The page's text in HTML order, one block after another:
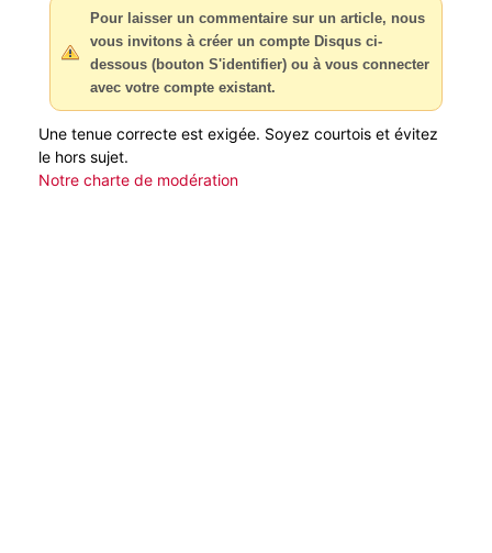
Pour laisser un commentaire sur un article, nous
vous invitons à créer un compte Disqus ci-
dessous (bouton S'identifier) ou à vous connecter
avec votre compte existant.
Une tenue correcte est exigée. Soyez courtois et évitez
le hors sujet.
Notre charte de modération